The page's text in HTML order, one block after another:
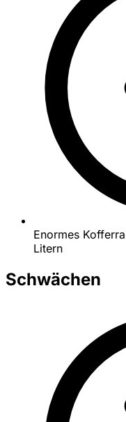
Enormes
Litern
Schwächen